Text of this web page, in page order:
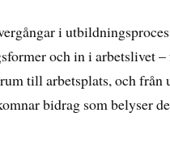
i
och in i arbetslivet
till arbetsplats, och
bidrag som belyser